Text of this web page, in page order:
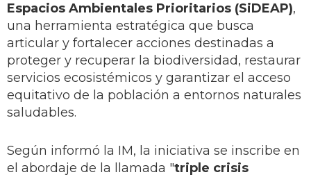
Espacios Ambientales Prioritarios (SiDEAP),
una herramienta estratégica que busca
articular y fortalecer acciones destinadas a
proteger y recuperar la biodiversidad, restaurar
servicios ecosistémicos y garantizar el acceso
equitativo de la población a entornos naturales
saludables.
Según informó la IM, la iniciativa se inscribe en
el abordaje de la llamada "triple crisis